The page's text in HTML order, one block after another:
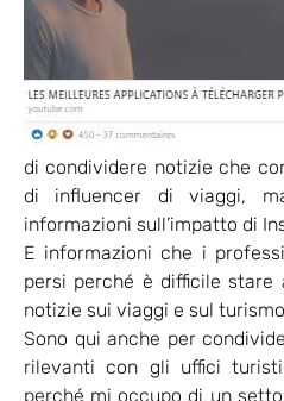
di condividere notizie che
di influencer di viaggi,
informazioni sull’impatto di
E informazioni che i
persi perché è difficile
notizie sui viaggi e sul
Sono qui anche per
rilevanti con gli uffici
perché mi occupo di un